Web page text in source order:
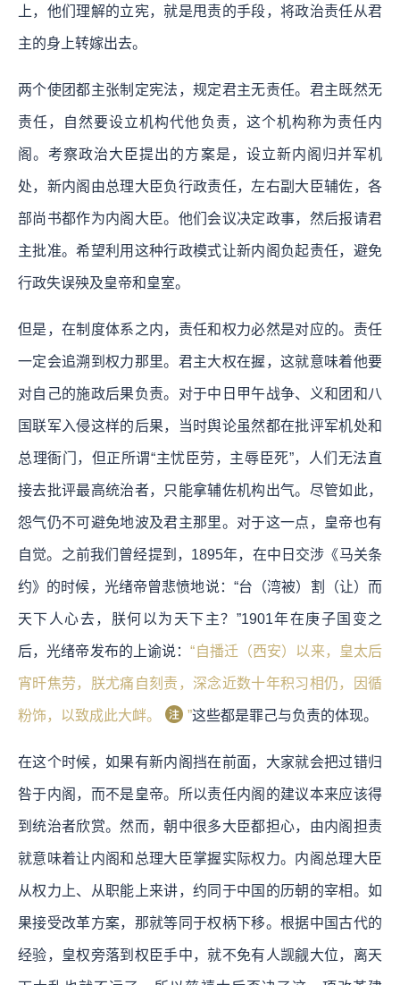
上，他们理解的立宪，就是甩责的手段，将政治责任从君
主的身上转嫁出去。
两个使团都主张制定宪法，规定君主无责任。君主既然无
责任，自然要设立机构代他负责，这个机构称为责任内
阁。考察政治大臣提出的方案是，设立新内阁归并军机
处，新内阁由总理大臣负行政责任，左右副大臣辅佐，各
部尚书都作为内阁大臣。他们会议决定政事，然后报请君
主批准。希望利用这种行政模式让新内阁负起责任，避免
行政失误殃及皇帝和皇室。
但是，在制度体系之内，责任和权力必然是对应的。责任
一定会追溯到权力那里。君主大权在握，这就意味着他要
对自己的施政后果负责。对于中日甲午战争、义和团和八
国联军入侵这样的后果，当时舆论虽然都在批评军机处和
总理衙门，但正所谓“主忧臣劳，主辱臣死”，人们无法直
接去批评最高统治者，只能拿辅佐机构出气。尽管如此，
怨气仍不可避免地波及君主那里。对于这一点，皇帝也有
自觉。之前我们曾经提到，1895年，在中日交涉《马关条
约》的时候，光绪帝曾悲愤地说：“台（湾被）割（让）而
天下人心去，朕何以为天下主？”1901年在庚子国变之
后，光绪帝发布的上谕说：“自播迁（西安）以来，皇太后
宵旰焦劳，朕尤痛自刻责，深念近数十年积习相仍，因循
粉饰，以致成此大衅。 ”这些都是罪己与负责的体现。
在这个时候，如果有新内阁挡在前面，大家就会把过错归
咎于内阁，而不是皇帝。所以责任内阁的建议本来应该得
到统治者欣赏。然而，朝中很多大臣都担心，由内阁担责
就意味着让内阁和总理大臣掌握实际权力。内阁总理大臣
从权力上、从职能上来讲，约同于中国的历朝的宰相。如
果接受改革方案，那就等同于权柄下移。根据中国古代的
经验，皇权旁落到权臣手中，就不免有人觊觎大位，离天